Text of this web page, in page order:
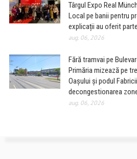
Târgul Expo Real
Local pe banii pentru
explicații au oferit
aug. 06, 2026
Fără tramvai pe
Primăria mizează pe
Oașului și podul
decongestionarea
aug. 06, 2026